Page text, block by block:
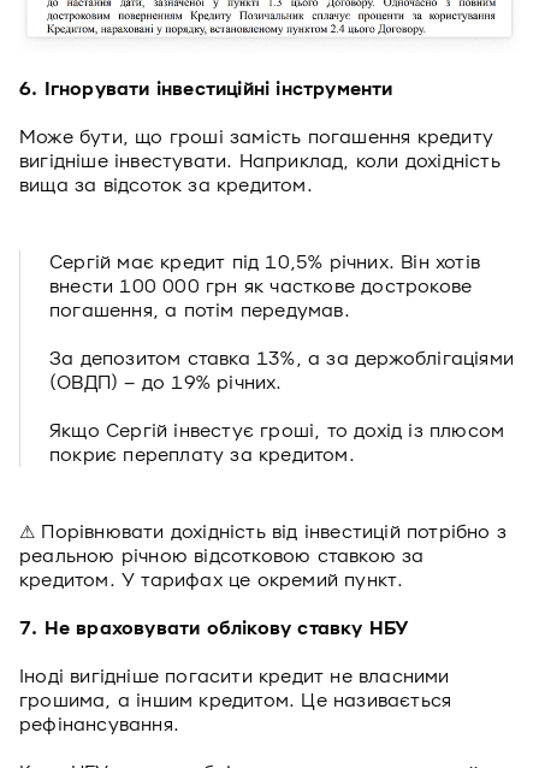
6. Ігнорувати інвестиційні інструменти
Може бути, що гроші замість погашення кредиту
вигідніше інвестувати. Наприклад, коли дохідність
вища за відсоток за кредитом.
Сергій має кредит під 10,5% річних. Він хотів
внести 100 000 грн як часткове дострокове
погашення, а потім передумав.
За депозитом ставка 13%, а за держоблігаціями
(ОВДП) – до 19% річних.
Якщо Сергій інвестує гроші, то дохід із плюсом
покриє переплату за кредитом.
⚠ Порівнювати дохідність від інвестицій потрібно з
реальною річною відсотковою ставкою за
кредитом. У тарифах це окремий пункт.
7. Не враховувати облікову ставку НБУ
Іноді вигідніше погасити кредит не власними
грошима, а іншим кредитом. Це називається
рефінансування.